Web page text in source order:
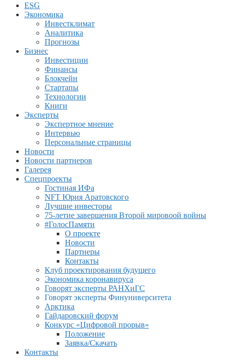
ESG
Экономика
Инвестклимат
Аналитика
Прогнозы
Бизнес
Инвестиции
Финансы
Блокчейн
Стартапы
Технологии
Книги
Эксперты
Экспертное мнение
Интервью
Персональные страницы
Новости
Новости партнеров
Галерея
Спецпроекты
Гостиная ИФа
NFT Юрия Аратовского
Лучшие инвесторы
75-летие завершения Второй мировоой войны
#ГолосПамяти
О проекте
Новости
Партнеры
Контакты
Клуб проектирования будущего
Экономика коронавируса
Говорят эксперты РАНХиГС
Говорят эксперты Финуниверситета
Арктика
Гайдаровский форум
Конкурс «Цифровой прорыв»
Положение
Заявка/Скачать
Контакты